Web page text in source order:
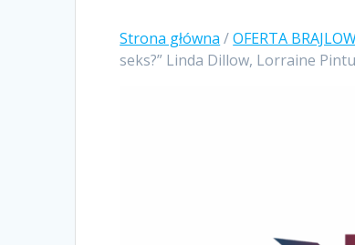
Strona główna /OFERTA
seks?” Linda Dillow, Lorraine